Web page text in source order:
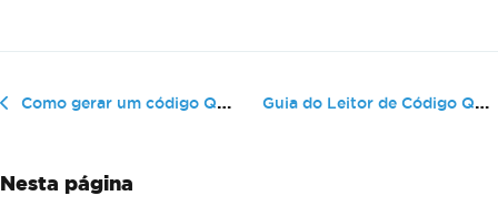
Como gerar um código QR usando o QRCoder em comparação com o IronQR no .NET 6 Guia do Leitor de Código QR Wi-Fi ...
Nesta página